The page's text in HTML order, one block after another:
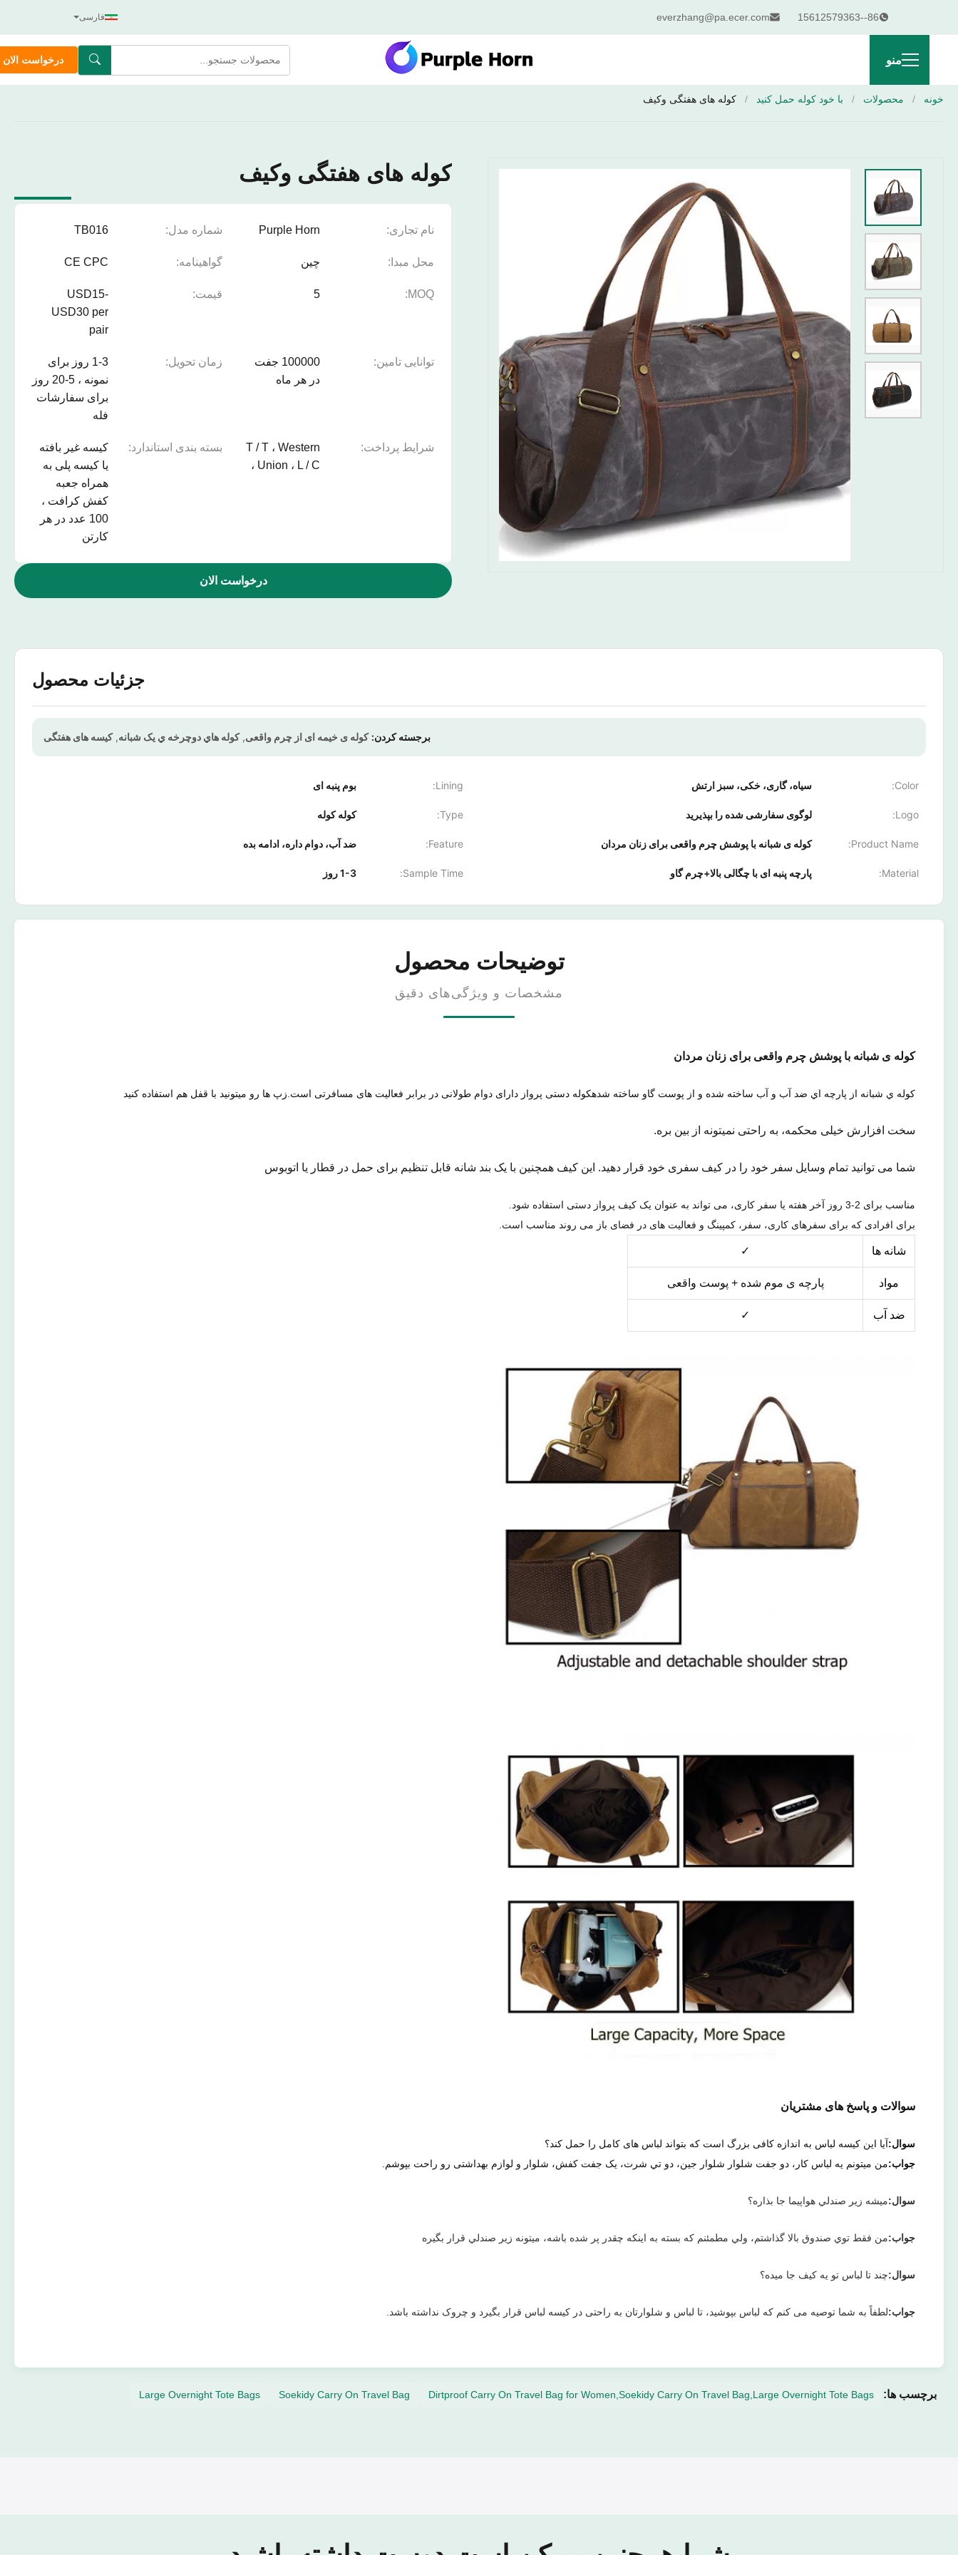
86--15612579363
everzhang@pa.ecer.com فارسی
منو درخواست الان
خونه / محصولات / با خود کوله حمل کنید / کوله های هفتگی وکیف
کوله های هفتگی وکیف
نام تجاری: Purple Horn شماره مدل: TB016
محل مبدا: چین گواهینامه: CE CPC
MOQ:
5 قیمت:
USD15-
USD30 per
pair
توانایی تامین:
100000 جفت
در هر ماه
زمان تحویل:
1-3 روز برای
نمونه ، 5-20 روز
برای سفارشات
فله
شرایط پرداخت:
T / T ، Western
Union ، L / C ،
بسته بندی استاندارد:
کیسه غیر بافته
یا کیسه پلی به
همراه جعبه
کفش کرافت ،
100 عدد در هر
کارتن
درخواست الان
جزئیات محصول
برجسته کردن: کوله ی خیمه ای از چرم واقعی,کوله هاي دوچرخه ي يک شبانه,کیسه های هفتگی
Color: سیاه، گاری، خکی، سبز ارتش Lining: بوم پنبه ای
Logo: لوگوی سفارشی شده را بپذیرید Type: کوله کوله
Product Name: کوله ی شبانه با پوشش چرم واقعی برای زنان مردان Feature: ضد آب، دوام داره، ادامه بده
Material: پارچه پنبه ای با چگالی بالا+چرم گاو Sample Time: 1-3 روز
توضیحات محصول
مشخصات و ویژگی‌های دقیق
کوله ی شبانه با پوشش چرم واقعی برای زنان مردان
کوله ي شبانه از پارچه اي ضد آب و آب ساخته شده و از پوست گاو ساخته شدهکوله دستی پرواز دارای دوام طولانی در برابر فعالیت های مسافرتی است.زپ ها رو ميتونيد با قفل هم استفاده کنيد
سخت افزارش خیلی محکمه، به راحتی نمیتونه از بین بره.
شما می توانید تمام وسایل سفر خود را در کیف سفری خود قرار دهید. این کیف همچنین با یک بند شانه قابل تنظیم برای حمل در قطار یا اتوبوس
مناسب برای 2-3 روز آخر هفته یا سفر کاری، می تواند به عنوان یک کیف پرواز دستی استفاده شود.
برای افرادی که برای سفرهای کاری، سفر، کمپینگ و فعالیت های در فضای باز می روند مناسب است.
شانه ها ✓
مواد پارچه ی موم شده + پوست واقعی
ضد آب ✓
سوالات و پاسخ های مشتریان
سوال:آیا این کیسه لباس به اندازه کافی بزرگ است که بتواند لباس های کامل را حمل کند؟
جواب:من ميتونم يه لباس کار، دو جفت شلوار شلوار جین، دو تي شرت، يک جفت کفش، شلوار و لوازم بهداشتی رو راحت بپوشم.
سوال:ميشه زیر صندلي هواپيما جا بذاره؟
جواب:من فقط توي صندوق بالا گذاشتم، ولي مطمئنم که بسته به اينکه چقدر پر شده باشه، ميتونه زير صندلي قرار بگيره
سوال:چند تا لباس تو يه کيف جا ميده؟
جواب:لطفاً به شما توصیه می کنم که لباس بپوشید، تا لباس و شلوارتان به راحتی در کیسه لباس قرار بگیرد و چروک نداشته باشد.
برچسب ها: Dirtproof Carry On Travel Bag for Women,Soekidy Carry On Travel Bag,Large Overnight Tote Bags
Soekidy Carry On Travel Bag
Large Overnight Tote Bags